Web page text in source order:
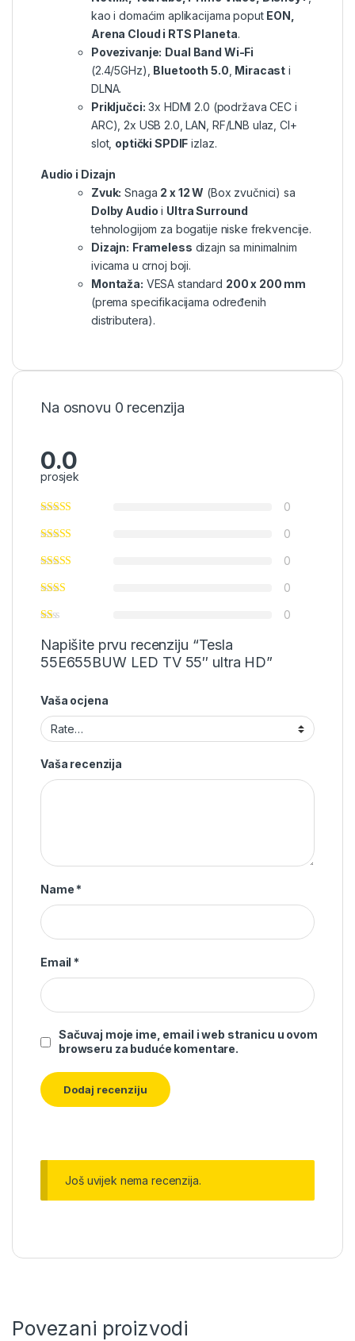
kao i domaćim aplikacijama poput EON,
Arena Cloud i RTS Planeta.
Povezivanje: Dual Band Wi-Fi
(2.4/5GHz), Bluetooth 5.0 Miracast i
DLNA.
Priključci: 3x HDMI 2.0 (podržava CEC i
ARC), 2x USB 2.0, LAN, RF/LNB ulaz, CI+
slot, optički SPDIF izlaz.
Audio i Dizajn
Zvuk: Snaga 2 x 12 W (Box zvučnici) sa
Dolby Audio i Ultra Surround
tehnologijom za bogatije niske frekvencije.
Dizajn: Frameless dizajn sa minimalnim
ivicama u crnoj boji.
Montaža: VESA standard 200 x 200 mm
(prema specifikacijama određenih
distributera).
Na osnovu 0 recenzija
0.0
prosjek
0
0
0
0
0
Napišite prvu recenziju “Tesla
55E655BUW LED TV 55″ ultra HD”
Vaša ocjena
Vaša recenzija
Name *
Email *
Sačuvaj moje ime, email i web stranicu u ovom
browseru za buduće komentare.
Još uvijek nema recenzija.
Povezani proizvodi